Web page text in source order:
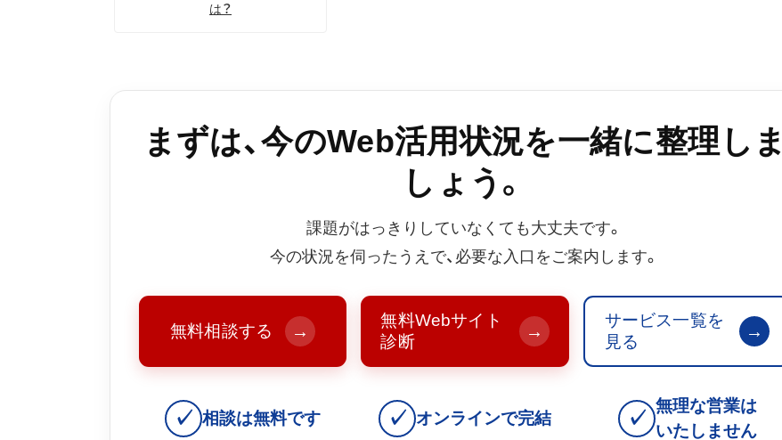
は？
まずは、今のWeb活用状況を一緒に整理しま
しょう。
課題がはっきりしていなくても大丈夫です。
今の状況を伺ったうえで、必要な入口をご案内します。
無料相談する →
無料Webサイト
診断
→
サービス一覧を
見る
→
✓ 相談は無料です ✓ オンラインで完結 ✓
無理な営業は
いたしません